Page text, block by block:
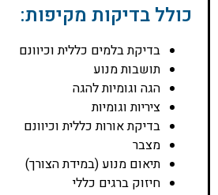
כולל בדיקות מקיפות:
בדיקת בלמים כללית וכיוונם
תושבות מנוע
הגה וגומיות להגה
ציריות וגומיות
בדיקת אורות כללית וכיוונם
מצבר
תיאום מנוע (במידת הצורך)
חיזוק ברגים כללי